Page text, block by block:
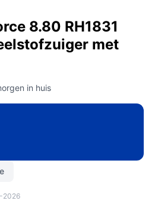
8.80 RH1831
met
in huis
2026